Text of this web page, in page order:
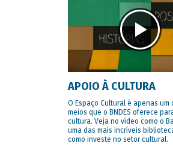
APOIO À CULTURA
O Espaço Cultural é apenas um
meios que o BNDES oferece
cultura. Veja no vídeo como o
uma das mais incríveis
como investe no setor cultural.